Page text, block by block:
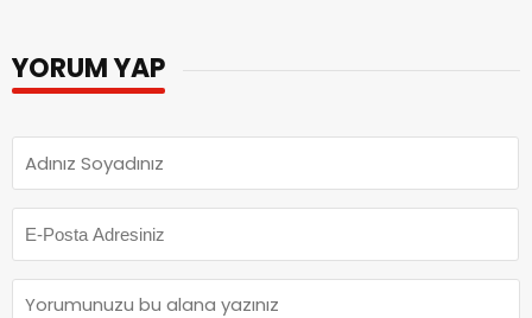
YORUM YAP